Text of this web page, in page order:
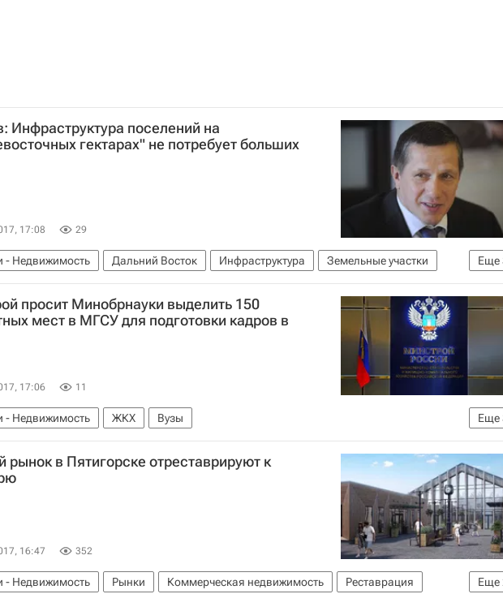
Инфраструктура поселений на
гектарах" не потребует больших
17:08 29
Еще
- Недвижимость Дальний Восток Инфраструктура
Земельные участки
Выдача "дальневосточного гектара" Россия
просит Минобрнауки выделить 150
мест в МГСУ для подготовки кадров в
17:06 11
Еще
- Недвижимость ЖКХ
Вузы
строительства и жилищно-коммунального хозяйства РФ (Минстрой России)
Россия
рынок в Пятигорске отреставрируют к
16:47 352
Еще
- Недвижимость Рынки Коммерческая недвижимость
Реставрация